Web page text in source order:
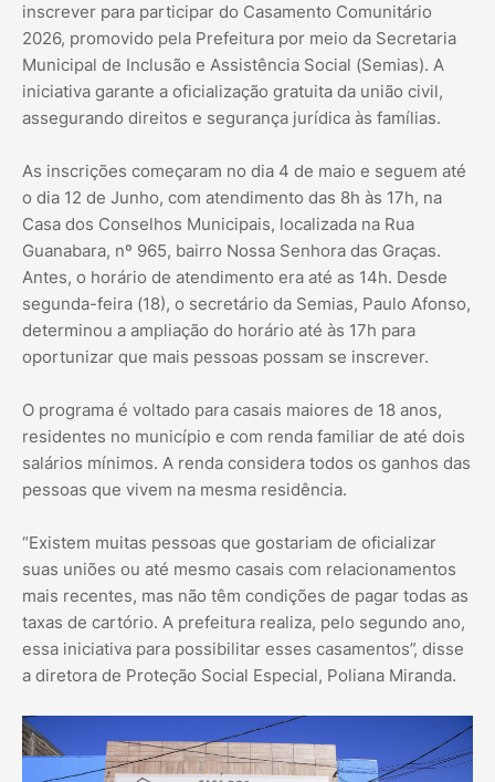
inscrever para participar do Casamento Comunitário
2026, promovido pela Prefeitura por meio da Secretaria
Municipal de Inclusão e Assistência Social (Semias). A
iniciativa garante a oficialização gratuita da união civil,
assegurando direitos e segurança jurídica às famílias.
As inscrições começaram no dia 4 de maio e seguem até
o dia 12 de Junho, com atendimento das 8h às 17h, na
Casa dos Conselhos Municipais, localizada na Rua
Guanabara, nº 965, bairro Nossa Senhora das Graças.
Antes, o horário de atendimento era até as 14h. Desde
segunda-feira (18), o secretário da Semias, Paulo Afonso,
determinou a ampliação do horário até às 17h para
oportunizar que mais pessoas possam se inscrever.
O programa é voltado para casais maiores de 18 anos,
residentes no município e com renda familiar de até dois
salários mínimos. A renda considera todos os ganhos das
pessoas que vivem na mesma residência.
“Existem muitas pessoas que gostariam de oficializar
suas uniões ou até mesmo casais com relacionamentos
mais recentes, mas não têm condições de pagar todas as
taxas de cartório. A prefeitura realiza, pelo segundo ano,
essa iniciativa para possibilitar esses casamentos”, disse
a diretora de Proteção Social Especial, Poliana Miranda.